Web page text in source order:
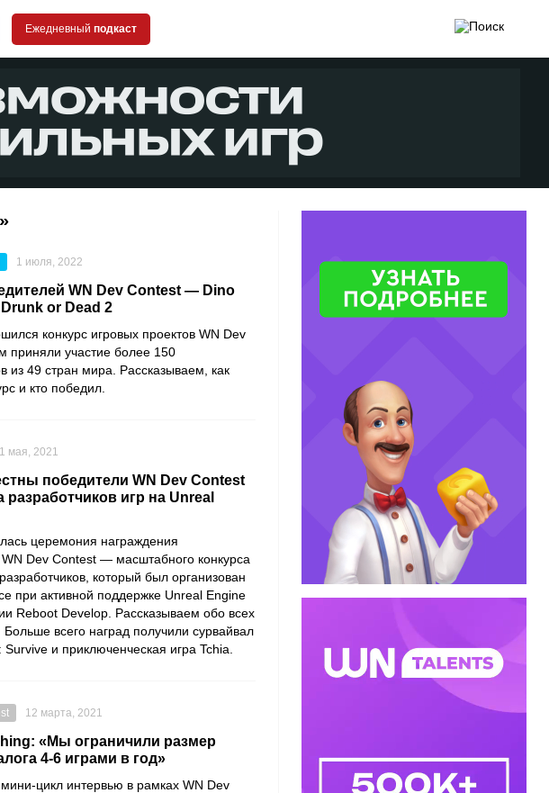
Ежедневный подкаст
1 июля, 2022
WN Dev Contest — Dino
or Dead 2
конкурс игровых проектов WN Dev
приняли участие более 150
из 49 стран мира. Рассказываем, как
и кто победил.
мая, 2021
победители WN Dev Contest
игр на Unreal
церемония награждения
WN Dev Contest — масштабного конкурса
который был организован
при активной поддержке Unreal Engine
Reboot Develop . Рассказываем обо всех
Больше всего наград получили сурвайвал
Survive и приключенческая игра Tchia
12 марта, 2021
«Мы ограничили размер
4-6 играми в год»
цикл интервью в рамках WN Dev